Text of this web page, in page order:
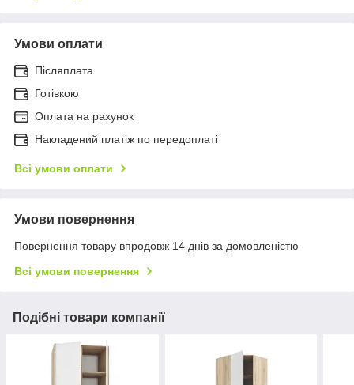
Умови оплати
Післяплата
Готівкою
Оплата на рахунок
Накладений платіж по передоплаті
Всі умови оплати
Умови повернення
Повернення товару впродовж 14 днів за домовленістю
Всі умови повернення
Подібні товари компанії